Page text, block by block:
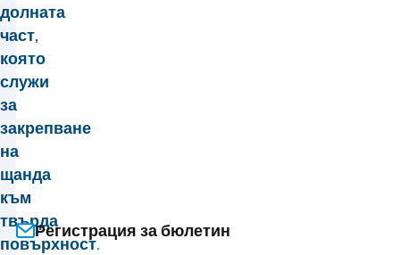
долната
част,
която
служи
за
закрепване
на
щанда
към
твърда
повърхност.
Регистрация за бюлетин